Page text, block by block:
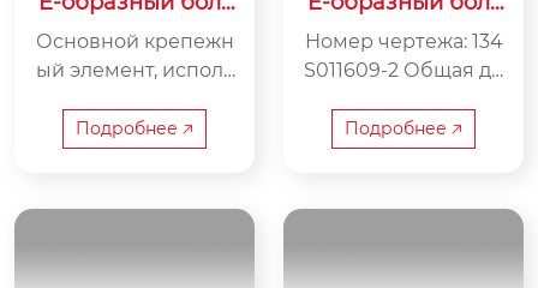
Основной крепежн
ый элемент, исполь
ения скрепера и це
пи, фиксации поло
еспечения синхрон
Подробнее 🡥
134S011609-2
Номер чертежа: 134
S011609-2 Общая дл
ние между центрам
и: 160 мм Вес: 5,4 кг
Подробнее 🡥